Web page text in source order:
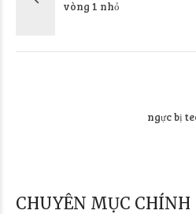
vòng 1 nhỏ
ngực bị
CHUYÊN MỤC CHÍNH